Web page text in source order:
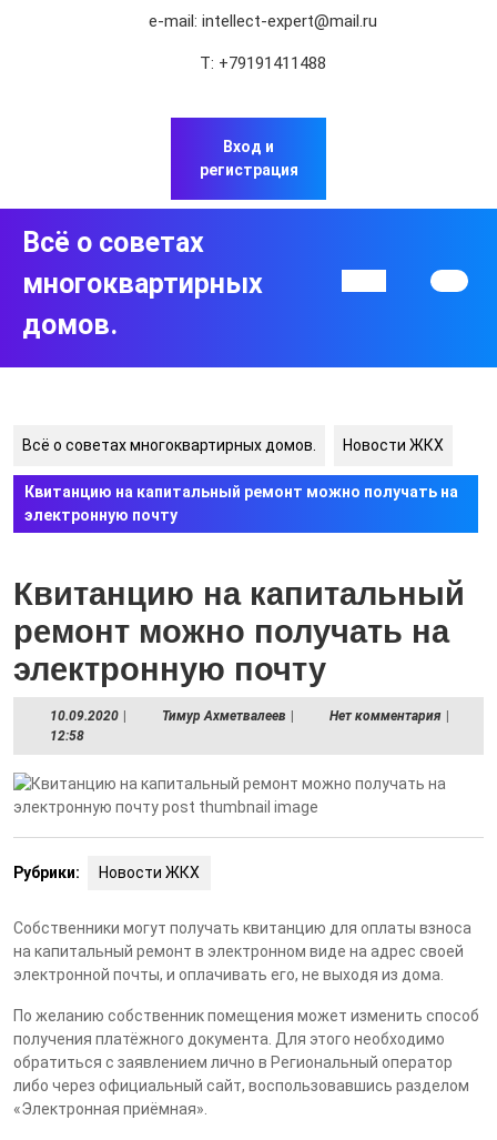
e-mail:intellect-expert@mail.ru
Т: +79191411488
Вход и
регистрация
Всё о советах
многоквартирных
домов.
Кнопка
Всё о советах многоквартирных домов. Новости ЖКХ
Квитанцию на капитальный ремонт можно получать на
электронную почту
Квитанцию на капитальный
ремонт можно получать на
электронную почту
10.09.202010.09.2020Тимур Ахметвалеев Тимур
Нет комментария
12:58
Рубрики: Новости ЖКХ
Собственники могут получать квитанцию для оплаты взноса
на капитальный ремонт в электронном виде на адрес своей
электронной почты, и оплачивать его, не выходя из дома.
По желанию собственник помещения может изменить способ
получения платёжного документа. Для этого необходимо
обратиться с заявлением лично в Региональный оператор
либо через официальный сайт, воспользовавшись разделом
«Электронная приёмная».